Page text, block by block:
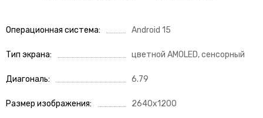
Операционная система Android 15
Тип экрана цветной AMOLED, сенсорный
Диагональ 6.79
Размер изображения 2640x1200